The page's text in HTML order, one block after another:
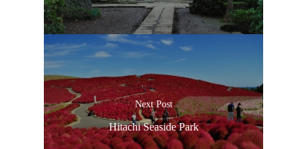
Next Post
Hitachi Seaside Park